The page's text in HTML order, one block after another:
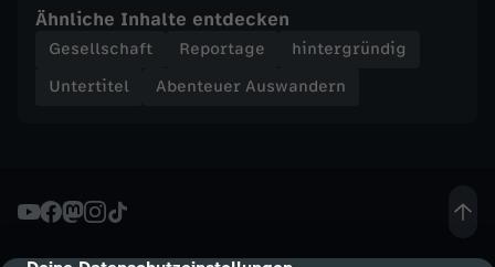
e
u
n
f
Ähnliche Inhalte entdecken
Gesellschaft Reportage
hintergründig
Untertitel
Abenteuer Auswandern